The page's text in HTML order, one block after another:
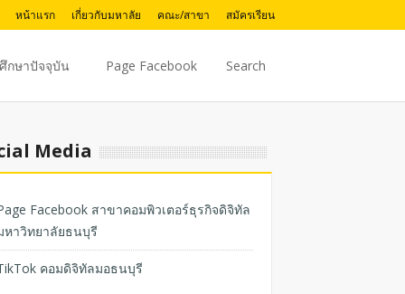
หน้าแรก เกี่ยวกับมหาลัย คณะ/สาขา สมัครเรียน
กษาปัจจุบัน Page Facebook Search
Media
Facebook สาขาคอมพิวเตอร์ธุรกิจดิจิทัล
หาวิทยาลัยธนบุรี
คอมดิจิทัลมอธนบุรี